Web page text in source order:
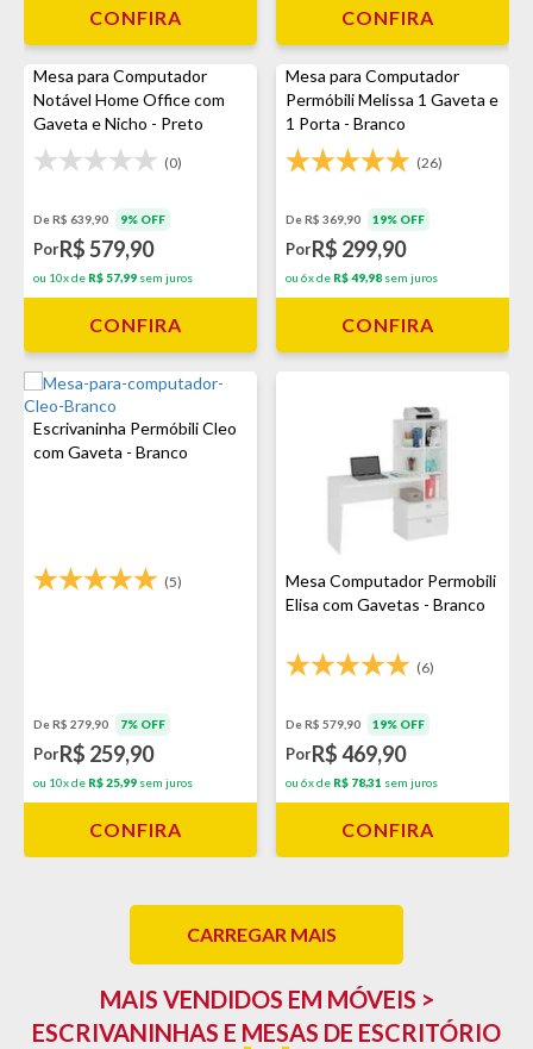
CONFIRA CONFIRA
Mesa para Computador
Notável Home Office com
Gaveta e Nicho - Preto
(0)
De R$ 639,90 9% OFF
PorR$ 579,90
ou 10x de R$ 57,99 sem juros
CONFIRA
Mesa para Computador
Permóbili Melissa 1 Gaveta e
1 Porta - Branco
(26)
De R$ 369,90 19% OFF
PorR$ 299,90
ou 6x de R$ 49,98 sem juros
CONFIRA
Escrivaninha Permóbili Cleo
com Gaveta - Branco
(5)
De R$ 279,90 7% OFF
PorR$ 259,90
ou 10x de R$ 25,99 sem juros
CONFIRA
Mesa Computador Permobili
Elisa com Gavetas - Branco
(6)
De R$ 579,90 19% OFF
PorR$ 469,90
ou 6x de R$ 78,31 sem juros
CONFIRA
CARREGAR MAIS
MAIS VENDIDOS EM MÓVEIS >
ESCRIVANINHAS E MESAS DE ESCRITÓRIO